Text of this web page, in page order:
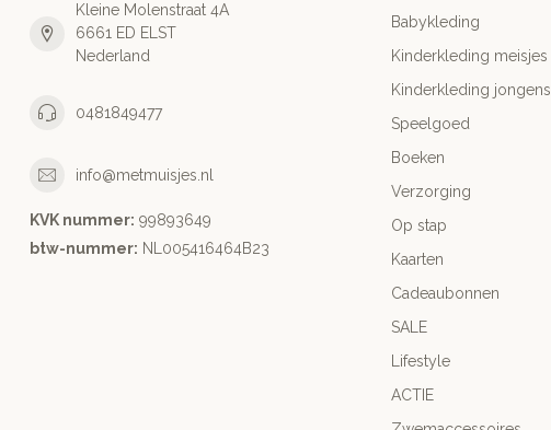
Kleine Molenstraat 4A
6661 ED ELST
Nederland
0481849477
info@metmuisjes.nl
KVK nummer: 99893649
btw-nummer: NL005416464B23
Babykleding
Kinderkleding meisjes
Kinderkleding jongens
Speelgoed
Boeken
Verzorging
Op stap
Kaarten
Cadeaubonnen
SALE
Lifestyle
ACTIE